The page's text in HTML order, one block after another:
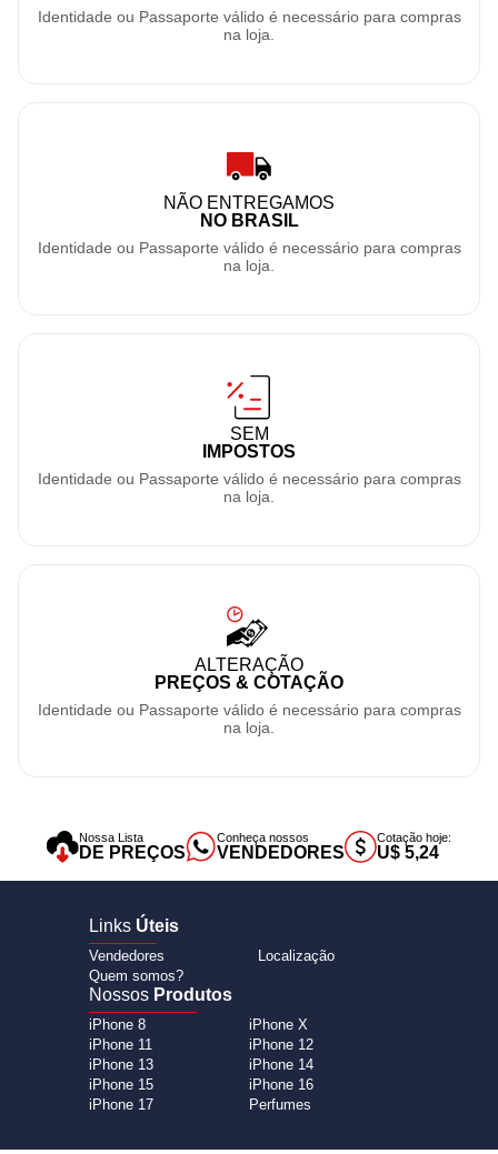
Identidade ou Passaporte válido é necessário para compras
na loja.
NÃO ENTREGAMOS
NO BRASIL
Identidade ou Passaporte válido é necessário para compras
na loja.
SEM
IMPOSTOS
Identidade ou Passaporte válido é necessário para compras
na loja.
ALTERAÇÃO
PREÇOS & COTAÇÃO
Identidade ou Passaporte válido é necessário para compras
na loja.
Nossa Lista
DE PREÇOS
Conheça nossos
VENDEDORES
Cotação hoje:
U$ 5,24
Links Úteis
Vendedores
Localização
Quem somos?
Nossos Produtos
iPhone 8
iPhone X
iPhone 11
iPhone 12
iPhone 13
iPhone 14
iPhone 15
iPhone 16
iPhone 17
Perfumes